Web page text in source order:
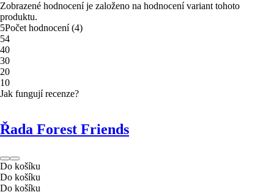
Zobrazené hodnocení je založeno na hodnocení variant tohoto
produktu.
5Počet hodnocení(4)
54
40
30
20
10
Jak fungují recenze?
Řada Forest Friends
Do košíku
Do košíku
Do košíku